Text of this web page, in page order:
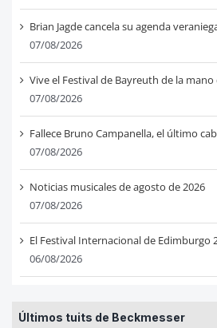
Brian Jagde cancela su agenda
07/08/2026
Vive el Festival de Bayreuth de la mano
07/08/2026
Fallece Bruno Campanella, el último
07/08/2026
Noticias musicales de agosto de 2026
07/08/2026
El Festival Internacional de Edimburgo
06/08/2026
Últimos tuits de Beckmesser